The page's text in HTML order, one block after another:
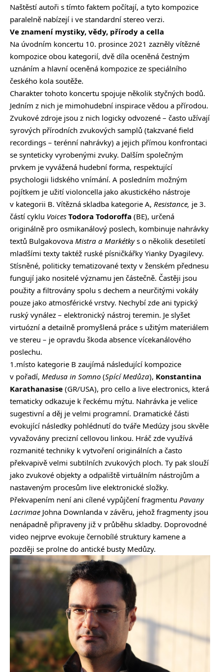
Naštěstí autoři s tímto faktem počítají, a tyto kompozice
paralelně nabízejí i ve standardní stereo verzi.
Ve znamení mystiky, vědy, přírody a cella
Na úvodním koncertu 10. prosince 2021 zazněly vítězné
kompozice obou kategorií, dvě díla oceněná čestným
uznáním a hlavní oceněná kompozice ze speciálního
českého kola soutěže.
Charakter tohoto koncertu spojuje několik styčných bodů.
Jedním z nich je mimohudební inspirace vědou a přírodou.
Zvukové zdroje jsou z nich logicky odvozené – často užívají
syrových přírodních zvukových samplů (takzvané field
recordings – terénní nahrávky) a jejich přímou konfrontaci
se synteticky vyrobenými zvuky. Dalším společným
prvkem je vyvážená hudební forma, respektující
psychologii lidského vnímání. A posledním možným
pojítkem je užití violoncella jako akustického nástroje
v kategorii B. Vítězná skladba kategorie A, Resistance, je 3.
částí cyklu Voices Todora Todoroffa (BE), určená
originálně pro osmikanálový poslech, kombinuje nahrávky
textů Bulgakovova Mistra a Markétkys o několik desetiletí
mladšími texty taktéž ruské písničkářky Yianky Dyagilevy.
Stísněné, politicky tematizované texty v ženském přednesu
fungují jako nositelé významu jen částečně. Častěji jsou
použity a filtrovány spolu s dechem a neurčitými vokály
pouze jako atmosférické vrstvy. Nechybí zde ani typický
ruský vynález – elektronický nástroj teremin. Je slyšet
virtuózní a detailně promyšlená práce s užitým materiálem
ve stereu – je opravdu škoda absence vícekanálového
poslechu.
1.místo kategorie B zaujímá následující kompozice
v pořadí, Medusa in Somno (Spící Medůza), Konstantina
Karathanasise (GR/USA), pro cello a live electronics, která
tematicky odkazuje k řeckému mýtu. Nahrávka je velice
sugestivní a děj je velmi programní. Dramatické části
evokující následky pohlédnutí do tváře Medúzy jsou skvěle
vyvažovány precizní cellovou linkou. Hráč zde využívá
rozmanité techniky k vytvoření originálních a často
překvapivě velmi subtilních zvukových ploch. Ty pak slouží
jako zvukové objekty a odpaliště virtuálním nástrojům a
nastaveným procesům live elektronické složky.
Překvapením není ani cílené vypůjčení fragmentu Pavany
Lacrimae Johna Downlanda v závěru, jehož fragmenty jsou
nenápadně připraveny již v průběhu skladby. Doprovodné
video nejprve evokuje černobílé struktury kamene a
později se prolne do antické busty Medůzy.